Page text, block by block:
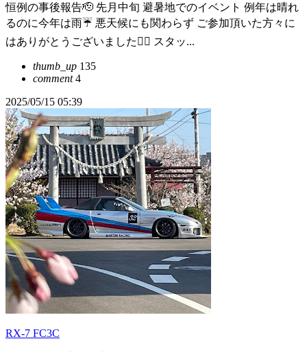
恒例の事後報告🫡 先月中旬 避暑地でのイベント 例年は晴れ
るのに今年は雨☔ 悪天候にも関わらず ご参加頂いた方々に
はありがとうございました🙇‍♂️ スタッ...
thumb_up 135
comment4
2025/05/15 05:39
RX-7 FC3C